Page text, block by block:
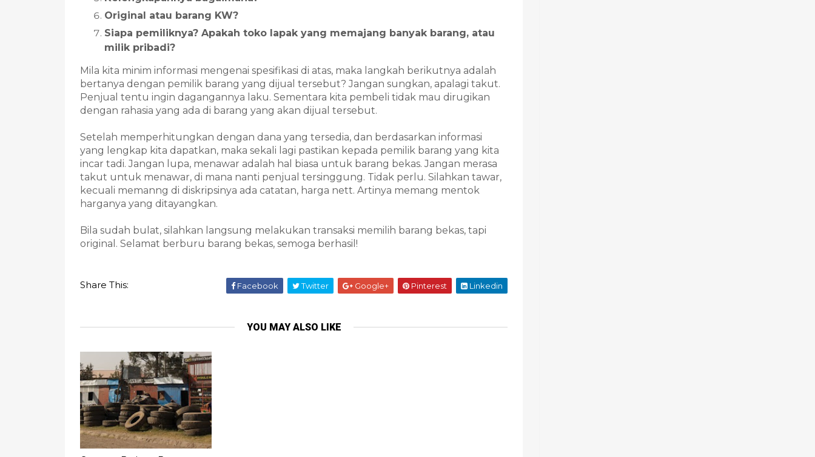
Original atau barang KW?
Siapa pemiliknya? Apakah toko lapak yang memajang banyak barang, atau
milik pribadi?
Mila kita minim informasi mengenai spesifikasi di atas, maka langkah berikutnya adalah
bertanya dengan pemilik barang yang dijual tersebut? Jangan sungkan, apalagi takut.
Penjual tentu ingin dagangannya laku. Sementara kita pembeli tidak mau dirugikan
dengan rahasia yang ada di barang yang akan dijual tersebut.
Setelah memperhitungkan dengan dana yang tersedia, dan berdasarkan informasi
yang lengkap kita dapatkan, maka sekali lagi pastikan kepada pemilik barang yang kita
incar tadi. Jangan lupa, menawar adalah hal biasa untuk barang bekas. Jangan merasa
takut untuk menawar, di mana nanti penjual tersinggung. Tidak perlu. Silahkan tawar,
kecuali memanng di diskripsinya ada catatan, harga nett. Artinya memang mentok
harganya yang ditayangkan.
Bila sudah bulat, silahkan langsung melakukan transaksi memilih barang bekas, tapi
original. Selamat berburu barang bekas, semoga berhasil!
Share This: Facebook Twitter Google+ Pinterest Linkedin
YOU MAY ALSO LIKE